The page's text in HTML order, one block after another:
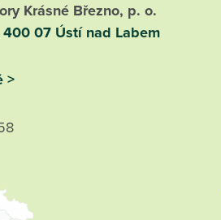
Krásné Březno, p. o.
07 Ústí nad Labem
>